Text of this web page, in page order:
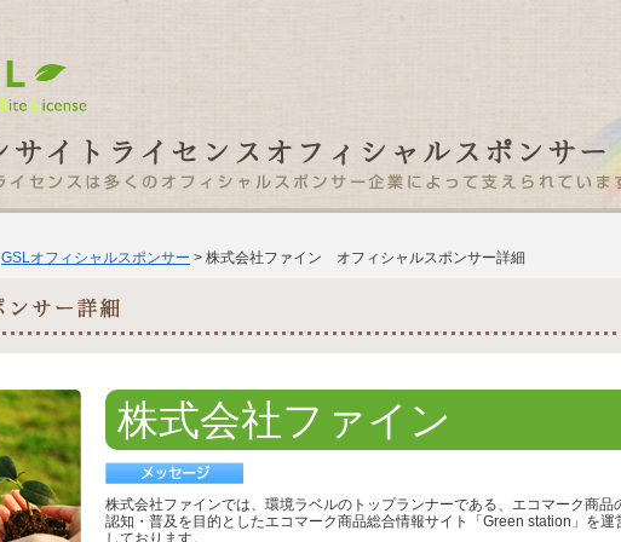
GSLオフィシャルスポンサー > 株式会社ファイン オフィシャルスポンサー詳細
株式会社ファイン
株式会社ファインでは、環境ラベルのトップランナーである、エコマーク商品
認知・普及を目的としたエコマーク商品総合情報サイト「Green station」を運
しております。